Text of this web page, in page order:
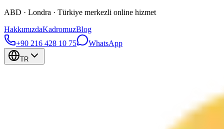
ABD · Londra · Türkiye merkezli online hizmet
HakkımızdaKadromuzBlog
+90 216 428 10 75
WhatsApp
TR